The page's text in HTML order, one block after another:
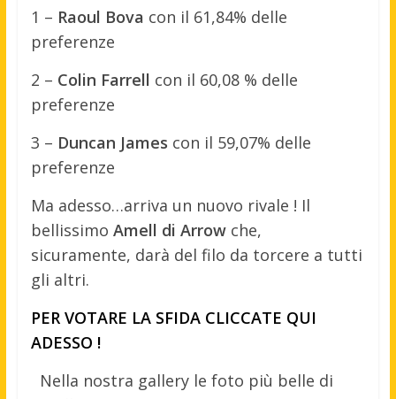
1 – Raoul Bova con il 61,84% delle
preferenze
2 – Colin Farrell con il 60,08 % delle
preferenze
3 – Duncan James con il 59,07% delle
preferenze
Ma adesso…arriva un nuovo rivale ! Il
bellissimo Amell di Arrowche,
sicuramente, darà del filo da torcere a tutti
gli altri.
PER VOTARE LA SFIDA CLICCATE QUI
ADESSO !
Nella nostra gallery le foto più belle di